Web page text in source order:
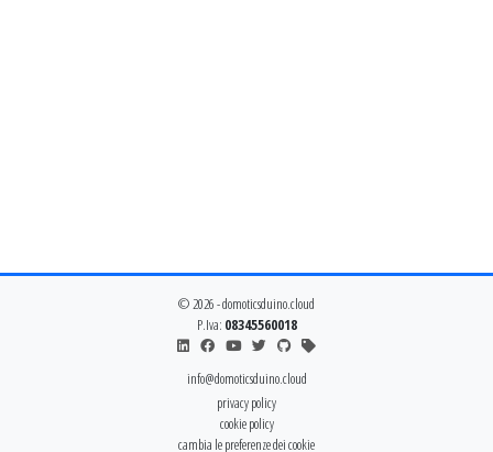
© 2026 - domoticsduino.cloud
P.Iva: 08345560018
info@domoticsduino.cloud
privacy policy
cookie policy
cambia le preferenze dei cookie